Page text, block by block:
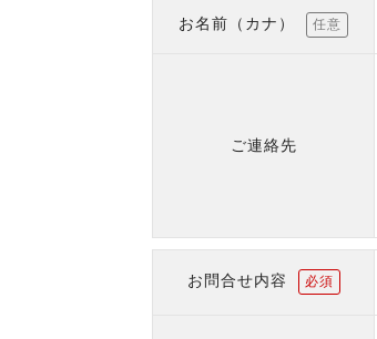
お名前（カナ） 任意
ご連絡先
お問合せ内容 必須